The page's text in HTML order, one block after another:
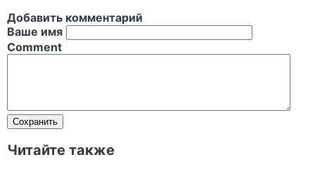
Добавить комментарий
Ваше имя
Comment
Читайте также